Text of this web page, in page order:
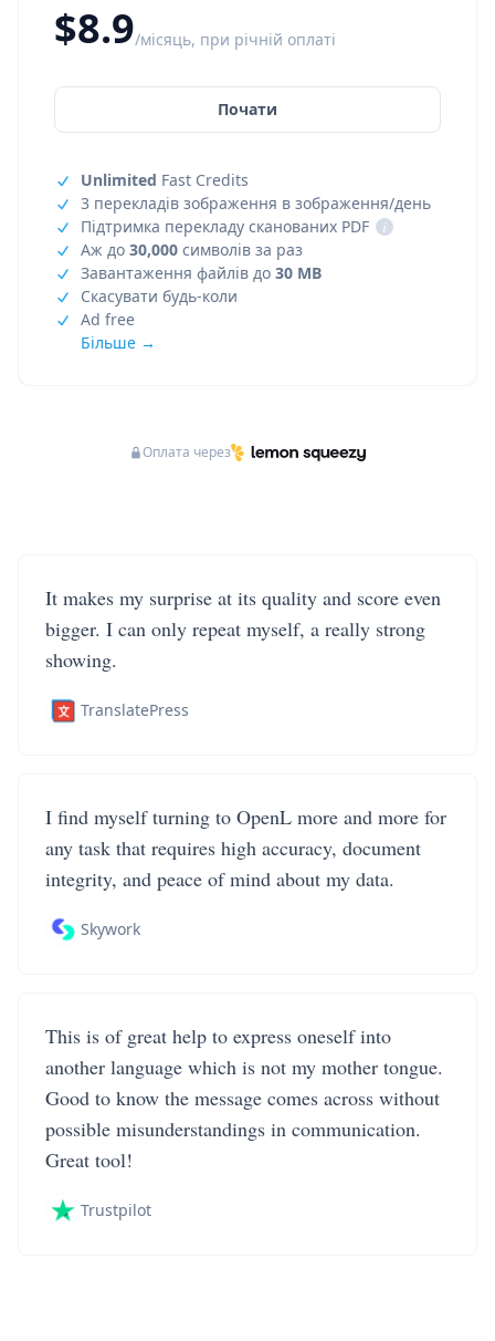
$8.9/місяць, при річній оплаті
Почати
Unlimited Fast Credits
3 перекладів зображення в зображення/день
Підтримка перекладу сканованих PDF
i
Аж до 30,000 символів за раз
Завантаження файлів до 30 MB
Скасувати будь-коли
Ad free
Більше →
Оплата через
It makes my surprise at its quality and score even
bigger. I can only repeat myself, a really strong
showing.
TranslatePress
I find myself turning to OpenL more and more for
any task that requires high accuracy, document
integrity, and peace of mind about my data.
Skywork
This is of great help to express oneself into
another language which is not my mother tongue.
Good to know the message comes across without
possible misunderstandings in communication.
Great tool!
Trustpilot